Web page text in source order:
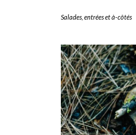
Salades, entrées et à-côtés